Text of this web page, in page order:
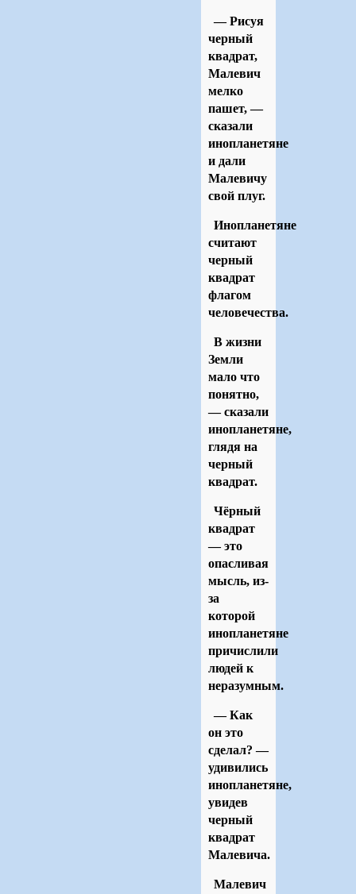
— Рисуя
черный
квадрат,
Малевич
мелко
пашет, —
сказали
инопланетяне
и дали
Малевичу
свой плуг.
Инопланетяне
считают
черный
квадрат
флагом
человечества.
В жизни
Земли
мало что
понятно,
— сказали
инопланетяне,
глядя на
черный
квадрат.
Чёрный
квадрат
— это
опасливая
мысль, из-
за
которой
инопланетяне
причислили
людей к
неразумным.
— Как
он это
сделал? —
удивились
инопланетяне,
увидев
черный
квадрат
Малевича.
Малевич